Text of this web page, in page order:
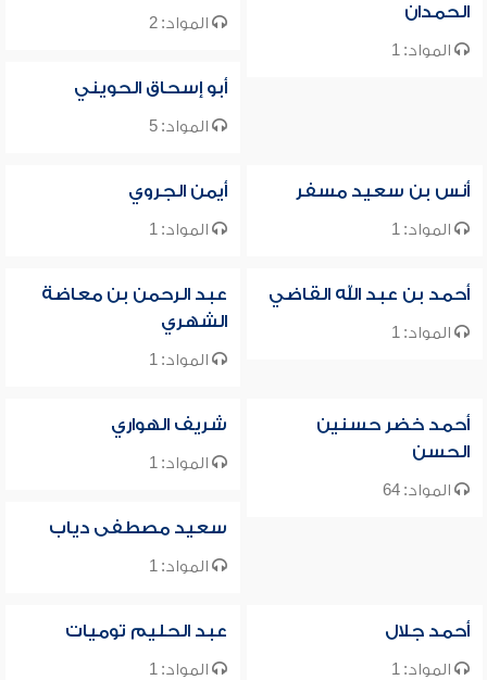
الحمدان
المواد: 1
المواد: 2
أبو إسحاق الحويني
المواد: 5
أنس بن سعيد مسفر
المواد: 1
أيمن الجروي
المواد: 1
أحمد بن عبد الله القاضي
المواد: 1
عبد الرحمن بن معاضة
الشهري
المواد: 1
أحمد خضر حسنين
الحسن
المواد: 64
شريف الهواري
المواد: 1
سعيد مصطفى دياب
المواد: 1
أحمد جلال
المواد: 1
عبد الحليم توميات
المواد: 1